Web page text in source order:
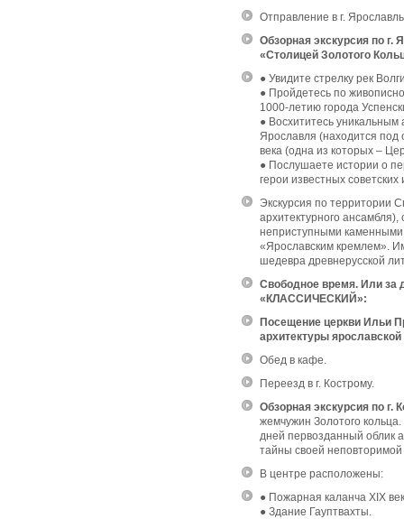
Отправление в г.
Обзорная экскурсия по
«Столицей Золотого
● Увидите стрелку рек
● Пройдетесь по
1000-летию города
● Восхититесь
Ярославля (находится
века (одна из которых –
● Послушаете истории о
герои известных
Экскурсия по территории
архитектурного
неприступными каменными
«Ярославским кремлем».
шедевра древнерусской
Свободное время. Или
«КЛАССИЧЕСКИЙ»:
Посещение церкви Ильи
архитектуры
Обед в кафе.
Переезд в г. Кострому.
Обзорная экскурсия по г.
жемчужин Золотого
дней первозданный облик
тайны своей неповторимой
В центре расположены:
● Пожарная каланча XIX
● Здание Гауптвахты.